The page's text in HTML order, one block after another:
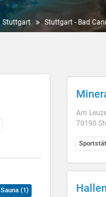
Stuttgart Stuttgart - Bad
Sauna (1)
Am
70190